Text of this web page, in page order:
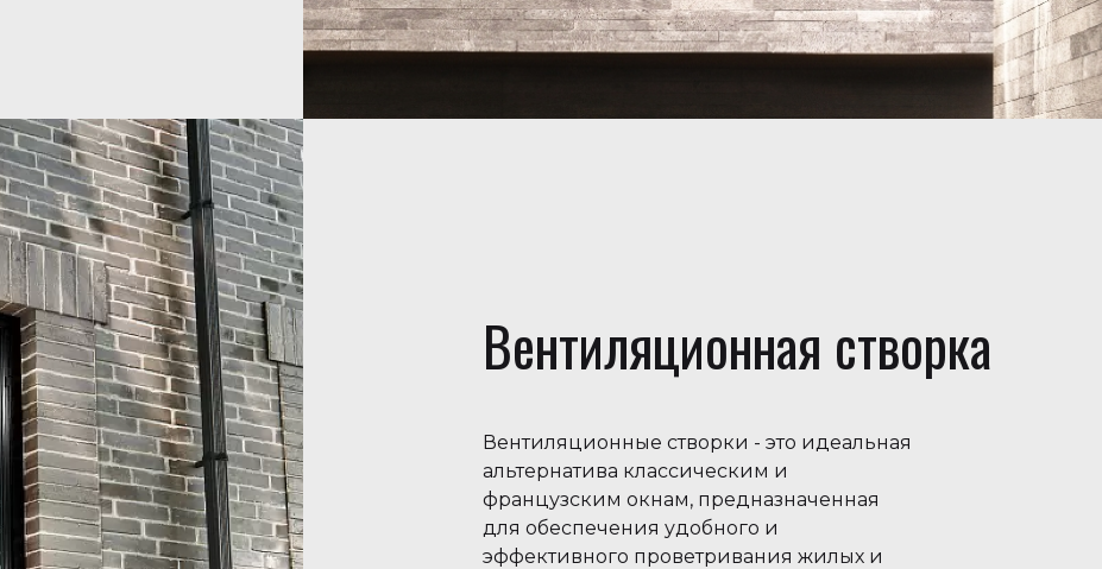
Вентиляционная створка
Вентиляционные створки - это идеальная
альтернатива классическим и
французским окнам, предназначенная
для обеспечения удобного и
эффективного проветривания жилых и